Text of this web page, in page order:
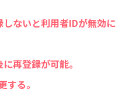
ないと利用者IDが無効に
再登録が可能。
る。